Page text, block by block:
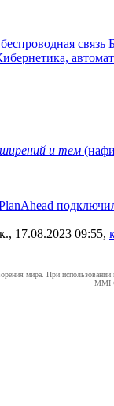
связь
и тем
17.08.2023 09:55,
мира. При использовании
MMI